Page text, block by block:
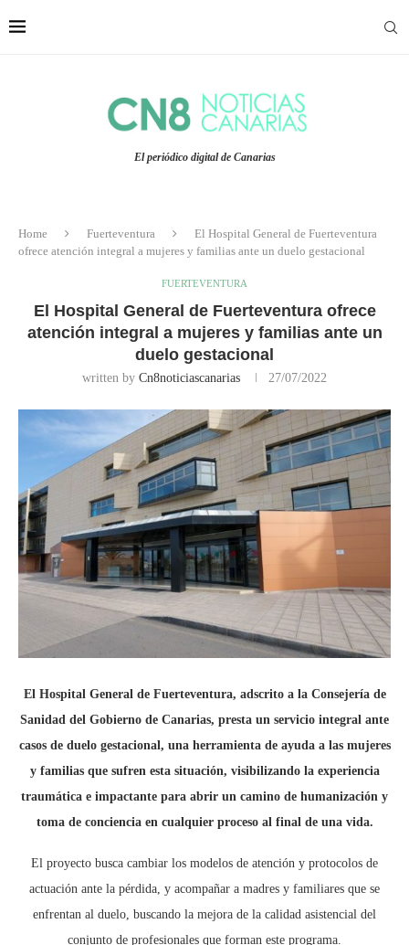
El periódico digital de Canarias
Home Fuerteventura
El Hospital General de Fuerteventura
ofrece atención integral a mujeres y familias ante un duelo gestacional
FUERTEVENTURA
El Hospital General de Fuerteventura ofrece
atención integral a mujeres y familias ante un
duelo gestacional
written by Cn8noticiascanarias 27/07/2022
El Hospital General de Fuerteventura, adscrito a la Consejería de
Sanidad del Gobierno de Canarias, presta un servicio integral ante
casos de duelo gestacional, una herramienta de ayuda a las mujeres
y familias que sufren esta situación, visibilizando la experiencia
traumática e impactante para abrir un camino de humanización y
toma de conciencia en cualquier proceso al final de una vida.
El proyecto busca cambiar los modelos de atención y protocolos de
actuación ante la pérdida, y acompañar a madres y familiares que se
enfrentan al duelo, buscando la mejora de la calidad asistencial del
conjunto de profesionales que forman este programa.